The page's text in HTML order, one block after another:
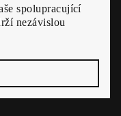
spolupracující
nezávislou